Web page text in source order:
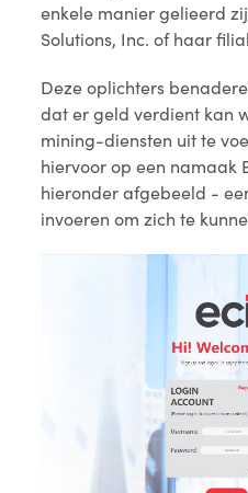
enkele manier gelieerd
Solutions, Inc. of haar
Deze oplichters
dat er geld verdient kan
mining-diensten uit te
hiervoor op een namaak
hieronder afgebeeld -
invoeren om zich te